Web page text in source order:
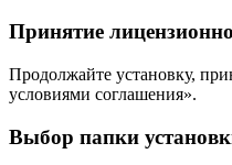
Принятие
Продолжайте установку,
условиями соглашения».
Выбор папки